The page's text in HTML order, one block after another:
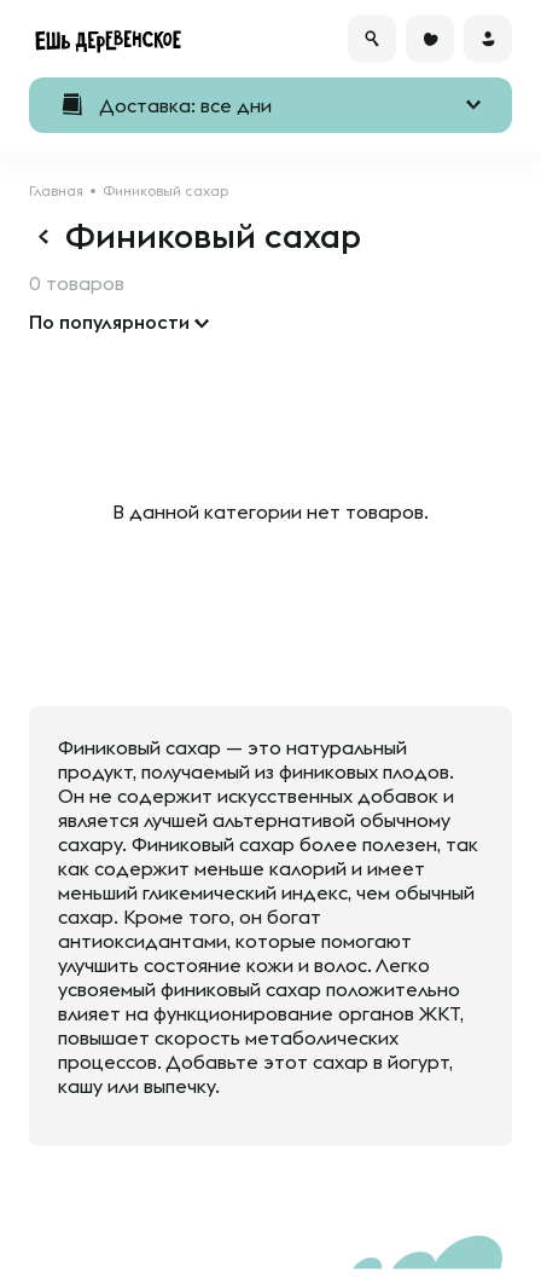
Доставка: все дни
Главная Финиковый сахар
Финиковый сахар
0 товаров
По популярности
В данной категории нет товаров.
Финиковый сахар — это натуральный
продукт, получаемый из финиковых плодов.
Он не содержит искусственных добавок и
является лучшей альтернативой обычному
сахару. Финиковый сахар более полезен, так
как содержит меньше калорий и имеет
меньший гликемический индекс, чем обычный
сахар. Кроме того, он богат
антиоксидантами, которые помогают
улучшить состояние кожи и волос. Легко
усвояемый финиковый сахар положительно
влияет на функционирование органов ЖКТ,
повышает скорость метаболических
процессов. Добавьте этот сахар в йогурт,
кашу или выпечку.